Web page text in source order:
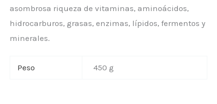
asombrosa riqueza de vitaminas, aminoácidos,
hidrocarburos, grasas, enzimas, lípidos, fermentos y
minerales.
Peso 450 g